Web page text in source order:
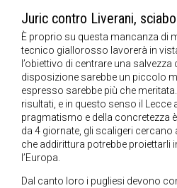
Juric contro Liverani,
È proprio su questa mancanza di
tecnico giallorosso lavorerà in
l’obiettivo di centrare una salvezza
disposizione sarebbe un piccolo
espresso sarebbe più che
risultati, e in questo senso il Lecce
pragmatismo e della concretezza
da 4 giornate, gli scaligeri
che addirittura potrebbe proiettarli
l’Europa.
Dal canto loro i pugliesi devono